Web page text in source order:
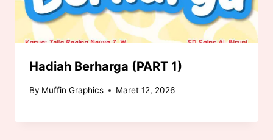
Hadiah Berharga (PART 1)
By Muffin Graphics Maret 12, 2026